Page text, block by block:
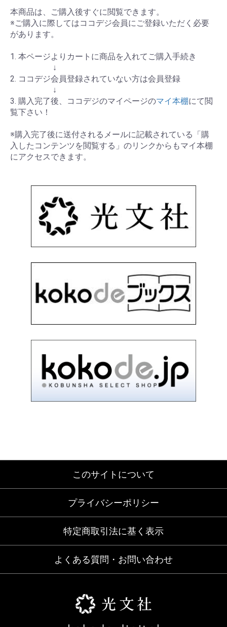
本商品は、ご購入後すぐに閲覧できます。
※ご購入に際してはココデジ会員にご登録いただく必要
があります。
1. 本ページよりカートに商品を入れてご購入手続き
↓
2. ココデジ会員登録されていない方は会員登録
↓
3. 購入完了後、ココデジのマイページのマイ本棚にて閲
覧下さい！
※購入完了後に送付されるメールに記載されている「購
入したコンテンツを閲覧する」のリンクからもマイ本棚
にアクセスできます。
このサイトについて
プライバシーポリシー
特定商取引法に基く表示
よくある質問・お問い合わせ